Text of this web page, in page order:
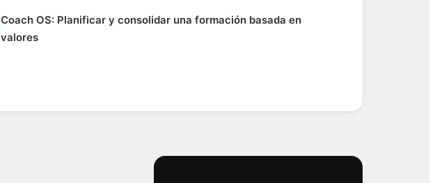
Coach OS: Planificar y consolidar una formación basada en
valores